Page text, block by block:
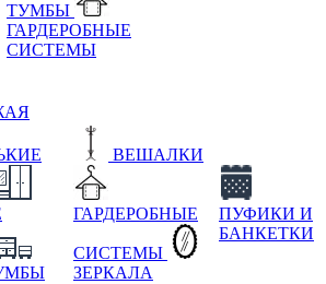
ТУМБЫ
ГАРДЕРОБНЫЕ
СИСТЕМЫ
ВЕШАЛКИ
ГАРДЕРОБНЫЕ
СИСТЕМЫ
ЗЕРКАЛА
ПУФИКИ И
БАНКЕТКИ